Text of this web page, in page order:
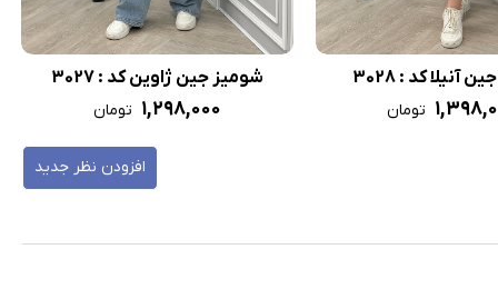
آنیلا کد : 3028
تومان
شومیز جین ژاوین کد : 3027
۱,۲۹۸,۰۰۰ تومان
افزودن نظر جدید